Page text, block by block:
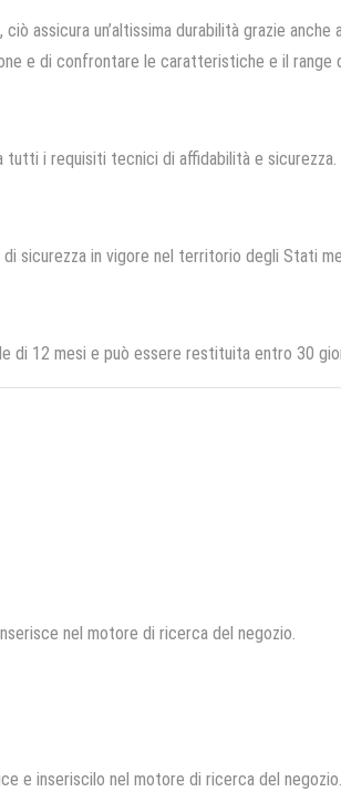
assicura un’altissima durabilità grazie
e di confrontare le caratteristiche e il range
i requisiti tecnici di affidabilità e sicurezza.
sicurezza in vigore nel territorio degli Stati
di 12 mesi e può essere restituita entro 30
nel motore di ricerca del negozio.
e inseriscilo nel motore di ricerca del negozio.